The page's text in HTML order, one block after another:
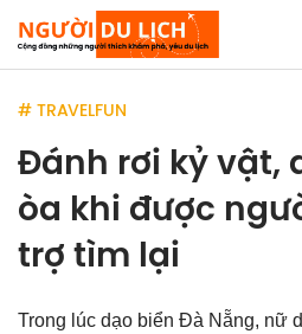
# TRAVELFUN
Đánh rơi kỷ vật,
òa khi được
trợ tìm lại
Trong lúc dạo biển Đà Nẵng, nữ